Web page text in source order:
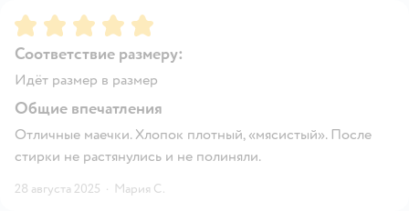
Рейтинг:5
Соответствие размеру:
Идёт размер в размер
Общие впечатления
Отличные маечки. Хлопок плотный, «мясистый». После
стирки не растянулись и не полиняли.
28 августа 2025 · Мария С.